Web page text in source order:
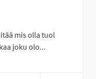
mis olla tuol
joku olo...
Seinäjoki